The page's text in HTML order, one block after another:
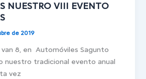
NUESTRO VIII EVENTO
de 2019
van 8, en Automóviles Sagunto
nuestro tradicional evento anual
vez